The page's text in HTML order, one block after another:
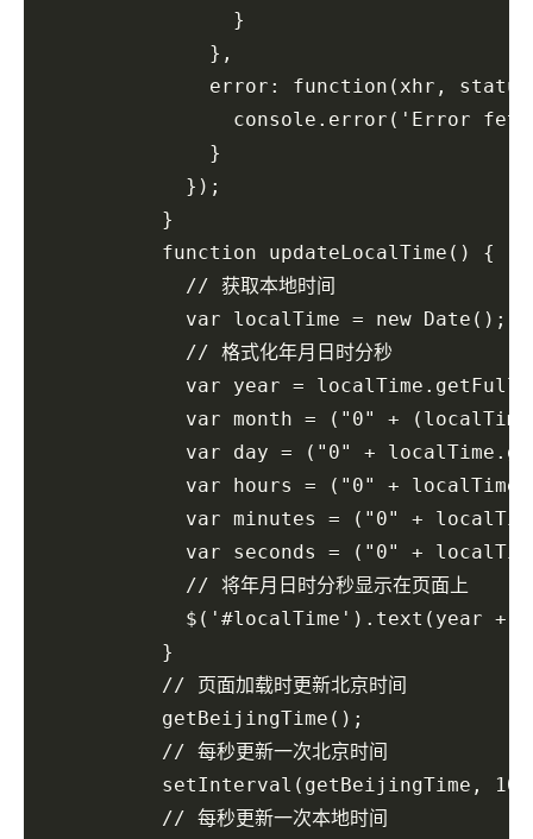
}
},
error: function(xhr, status,
console.error('Error fetching
}
});
}
function updateLocalTime() {
// 获取本地时间
var localTime = new Date();
// 格式化年月日时分秒
var year =
var month = ("0" +
var day = ("0" +
var hours = ("0" +
var minutes = ("0" +
var seconds = ("0" +
// 将年月日时分秒显示在页面上
$('#localTime').text(year + "-" +
}
// 页面加载时更新北京时间
getBeijingTime();
// 每秒更新一次北京时间
setInterval(getBeijingTime,
// 每秒更新一次本地时间